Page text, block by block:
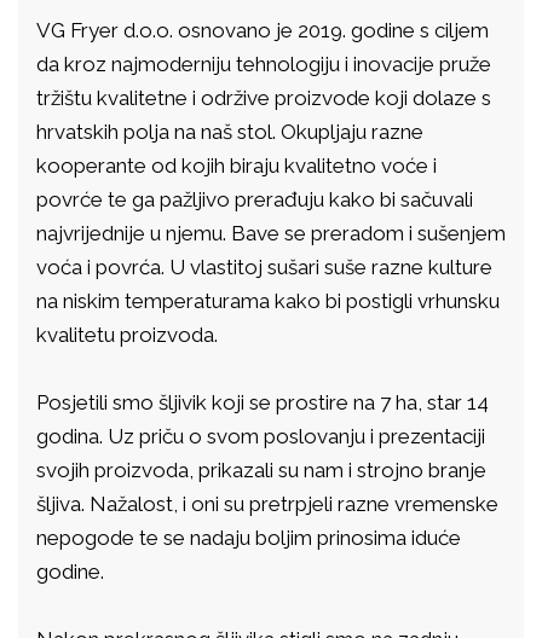
VG Fryer d.o.o. osnovano je 2019. godine s ciljem
da kroz najmoderniju tehnologiju i inovacije pruže
tržištu kvalitetne i održive proizvode koji dolaze s
hrvatskih polja na naš stol. Okupljaju razne
kooperante od kojih biraju kvalitetno voće i
povrće te ga pažljivo prerađuju kako bi sačuvali
najvrijednije u njemu. Bave se preradom i sušenjem
voća i povrća. U vlastitoj sušari suše razne kulture
na niskim temperaturama kako bi postigli vrhunsku
kvalitetu proizvoda.
Posjetili smo šljivik koji se prostire na 7 ha, star 14
godina. Uz priču o svom poslovanju i prezentaciji
svojih proizvoda, prikazali su nam i strojno branje
šljiva. Nažalost, i oni su pretrpjeli razne vremenske
nepogode te se nadaju boljim prinosima iduće
godine.